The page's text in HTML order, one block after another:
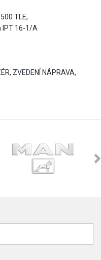
TLE,
IPT 16-1/A
ZVEDENÍ NÁPRAVA,